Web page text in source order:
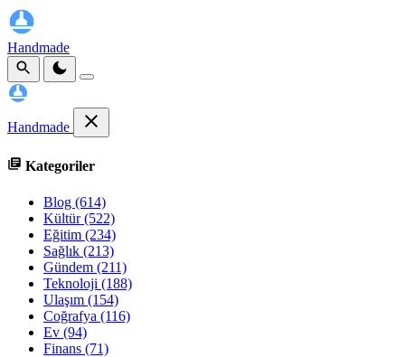
Handmade
Handmade
Kategoriler
Blog (614)
Kültür(522)
Eğitim (234)
Sağlık (213)
Gündem (211)
Teknoloji (188)
Ulaşım (154)
Coğrafya (116)
Ev (94)
Finans (71)